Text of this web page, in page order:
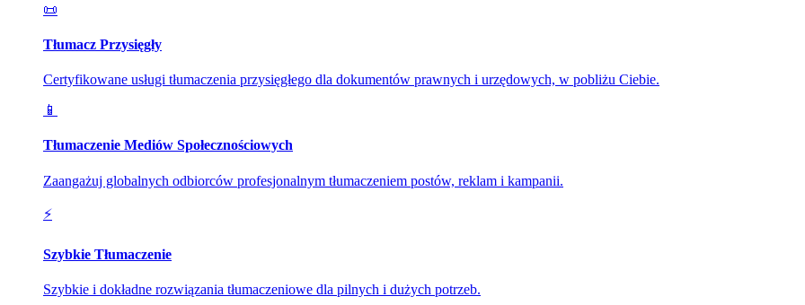
📜
Tłumacz Przysięgły
Certyfikowane usługi tłumaczenia przysięgłego dla dokumentów prawnych i urzędowych, w pobliżu Ciebie.
📱
Tłumaczenie Mediów Społecznościowych
Zaangażuj globalnych odbiorców profesjonalnym tłumaczeniem postów, reklam i kampanii.
⚡
Szybkie Tłumaczenie
Szybkie i dokładne rozwiązania tłumaczeniowe dla pilnych i dużych potrzeb.